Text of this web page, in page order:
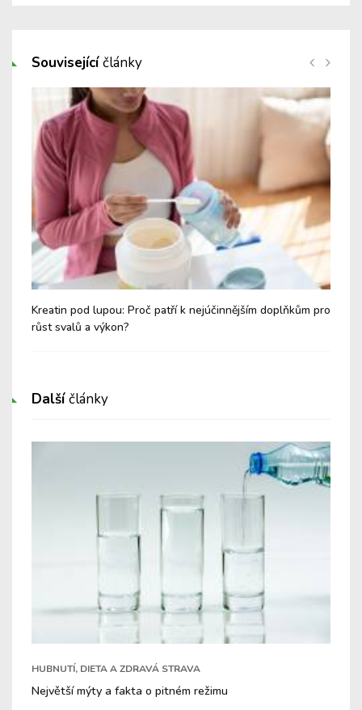
Souvisejícíčlánky
Kreatin pod lupou: Proč patří k nejúčinnějším doplňkům pro
růst svalů a výkon?
Dalšíčlánky
HUBNUTÍ, DIETA A ZDRAVÁ STRAVA
Největší mýty a fakta o pitném režimu